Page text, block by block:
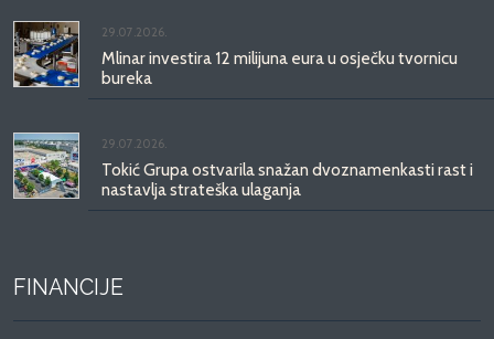
29.07.2026.
Mlinar investira 12 milijuna eura u osječku tvornicu
bureka
29.07.2026.
Tokić Grupa ostvarila snažan dvoznamenkasti rast i
nastavlja strateška ulaganja
FINANCIJE